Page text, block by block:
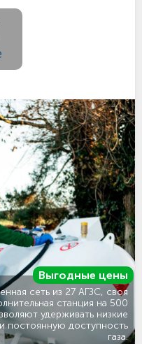
Выгодные цены
сеть из 27 АГЗС, своя
станция на 500
удерживать низкие
постоянную доступность
газа.